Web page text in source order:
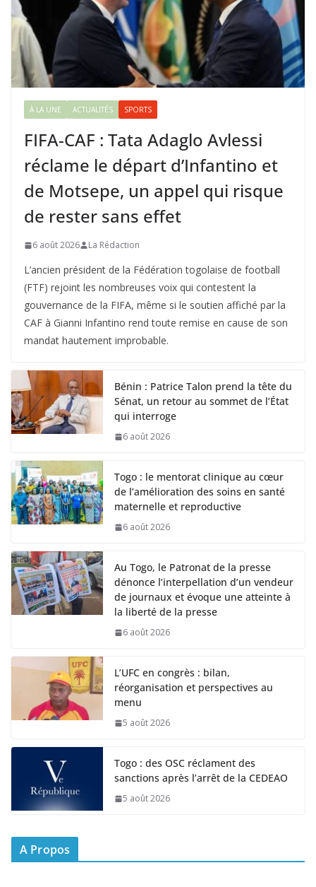
À LA UNE ACTUALITÉS SPORTS
FIFA-CAF : Tata Adaglo Avlessi
réclame le départ d’Infantino et
de Motsepe, un appel qui risque
de rester sans effet
6 août 2026 La Rédaction
L’ancien président de la Fédération togolaise de football
(FTF) rejoint les nombreuses voix qui contestent la
gouvernance de la FIFA, même si le soutien affiché par la
CAF à Gianni Infantino rend toute remise en cause de son
mandat hautement improbable.
Bénin : Patrice Talon prend la tête du
Sénat, un retour au sommet de l’État
qui interroge
6 août 2026
Togo : le mentorat clinique au cœur
de l’amélioration des soins en santé
maternelle et reproductive
6 août 2026
Au Togo, le Patronat de la presse
dénonce l’interpellation d’un vendeur
de journaux et évoque une atteinte à
la liberté de la presse
6 août 2026
L’UFC en congrès : bilan,
réorganisation et perspectives au
menu
5 août 2026
Togo : des OSC réclament des
sanctions après l’arrêt de la CEDEAO
5 août 2026
A Propos